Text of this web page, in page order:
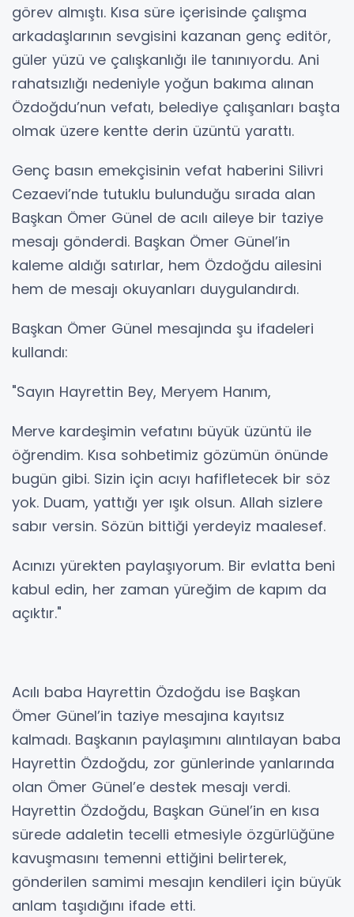
görev almıştı. Kısa süre içerisinde çalışma
arkadaşlarının sevgisini kazanan genç editör,
güler yüzü ve çalışkanlığı ile tanınıyordu. Ani
rahatsızlığı nedeniyle yoğun bakıma alınan
Özdoğdu’nun vefatı, belediye çalışanları başta
olmak üzere kentte derin üzüntü yarattı.
Genç basın emekçisinin vefat haberini Silivri
Cezaevi’nde tutuklu bulunduğu sırada alan
Başkan Ömer Günel de acılı aileye bir taziye
mesajı gönderdi. Başkan Ömer Günel’in
kaleme aldığı satırlar, hem Özdoğdu ailesini
hem de mesajı okuyanları duygulandırdı.
Başkan Ömer Günel mesajında şu ifadeleri
kullandı:
"Sayın Hayrettin Bey, Meryem Hanım,
Merve kardeşimin vefatını büyük üzüntü ile
öğrendim. Kısa sohbetimiz gözümün önünde
bugün gibi. Sizin için acıyı hafifletecek bir söz
yok. Duam, yattığı yer ışık olsun. Allah sizlere
sabır versin. Sözün bittiği yerdeyiz maalesef.
Acınızı yürekten paylaşıyorum. Bir evlatta beni
kabul edin, her zaman yüreğim de kapım da
açıktır."
Acılı baba Hayrettin Özdoğdu ise Başkan
Ömer Günel’in taziye mesajına kayıtsız
kalmadı. Başkanın paylaşımını alıntılayan baba
Hayrettin Özdoğdu, zor günlerinde yanlarında
olan Ömer Günel’e destek mesajı verdi.
Hayrettin Özdoğdu, Başkan Günel’in en kısa
sürede adaletin tecelli etmesiyle özgürlüğüne
kavuşmasını temenni ettiğini belirterek,
gönderilen samimi mesajın kendileri için büyük
anlam taşıdığını ifade etti.